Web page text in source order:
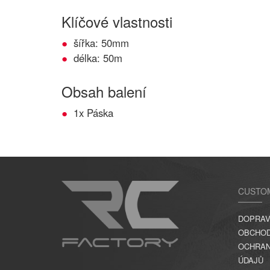
Klíčové vlastnosti
šířka: 50mm
délka: 50m
Obsah balení
1x Páska
ÚDAJŮ